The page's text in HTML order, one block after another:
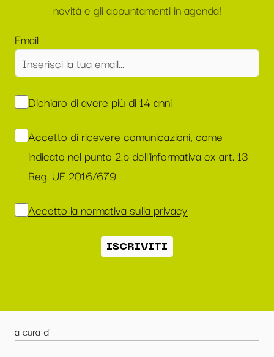
novità e gli appuntamenti in agenda!
Email
Dichiaro di avere più di 14 anni
Accetto di ricevere comunicazioni, come
indicato nel punto 2.b dell'informativa ex art. 13
Reg. UE 2016/679
Accetto la normativa sulla privacy
ISCRIVITI
a cura di